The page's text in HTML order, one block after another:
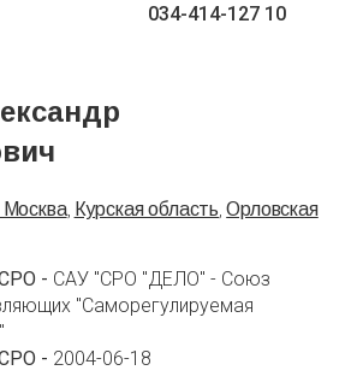
034-414-127 10
Москва, Курская область,Орловская
- САУ "СРО "ДЕЛО" - Союз
"Саморегулируемая
- 2004-06-18